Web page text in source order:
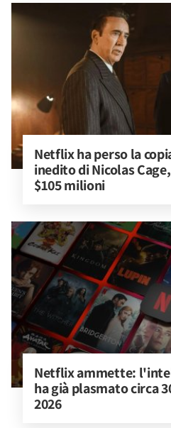
Netflix ha perso la
inedito di Nicolas
$105 milioni
Netflix ammette:
ha già plasmato circa
2026